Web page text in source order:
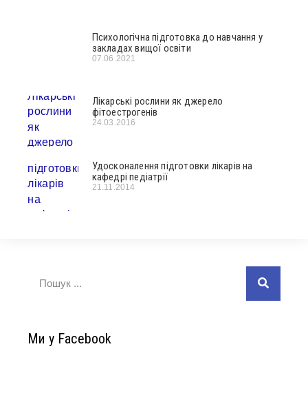
Психологічна підготовка до навчання у
закладах вищої освіти
07.06.2021
Лікарські рослини як джерело
фітоестрогенів
24.03.2016
Удосконалення підготовки лікарів на
кафедрі педіатрії
21.11.2014
Ми у Facebook